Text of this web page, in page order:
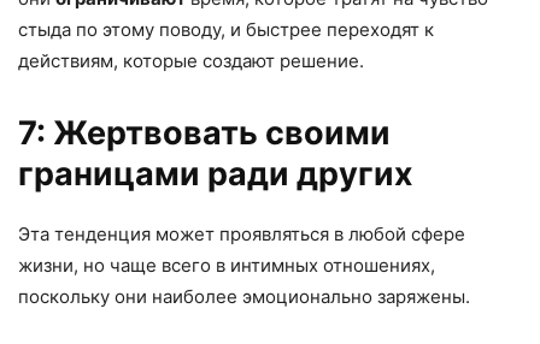
стыда по этому поводу, и быстрее переходят к
действиям, которые создают решение.
7: Жертвовать своими
границами ради других
Эта тенденция может проявляться в любой сфере
жизни, но чаще всего в интимных отношениях,
поскольку они наиболее эмоционально заряжены.